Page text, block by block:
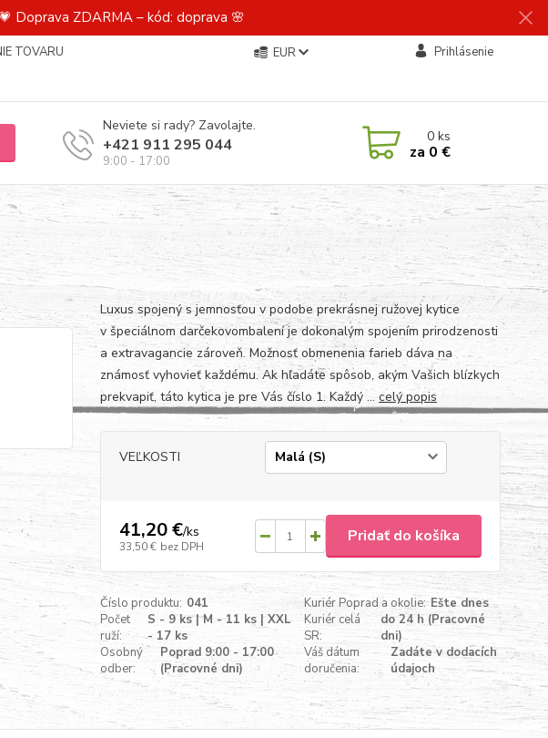
Doprava ZDARMA – kód: doprava 🌸
TOVARU
EUR Prihlásenie
Neviete si rady? Zavolajte.
+421 911 295 044
9:00 - 17:00
0ks
za 0 €
Luxus spojený s jemnosťou v podobe prekrásnej ružovej kytice
v špeciálnom darčekovombalení je dokonalým spojením prirodzenosti
a extravagancie zároveň. Možnosť obmenenia farieb dáva na
známosť vyhovieť každému. Ak hľadáte spôsob, akým Vašich blízkych
prekvapiť, táto kytica je pre Vás číslo 1. Každý ... celý popis
VEĽKOSTI
41,20 €/ks
33,50 € bez DPH
Pridať do košíka
Číslo produktu: 041 Kuriér Poprad a okolie: Ešte dnes
Počet
ruží:
S - 9 ks | M - 11 ks | XXL
- 17 ks
Kuriér celá
SR:
do 24 h (Pracovné
dni)
Osobný
odber:
Poprad 9:00 - 17:00
(Pracovné dni)
Váš dátum
doručenia:
Zadáte v dodacích
údajoch